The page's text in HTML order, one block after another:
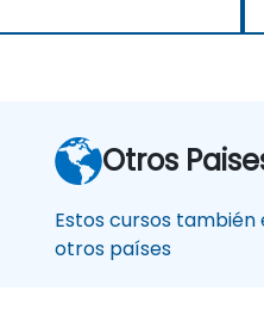
Otros
Estos cursos
otros países